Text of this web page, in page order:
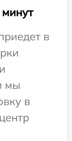
в
мы
в